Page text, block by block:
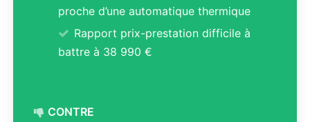
proche d’une automatique thermique
Rapport prix-prestation difficile à
battre à 38 990 €
CONTRE